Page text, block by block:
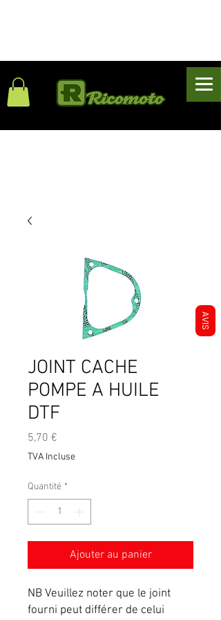
JOINT CACHE
POMPE A HUILE
DTF
5,70 €
TVA Incluse
Quantité *
Ajouter au panier
NB Veuillez noter que le joint
fourni peut différer de celui
AVIS